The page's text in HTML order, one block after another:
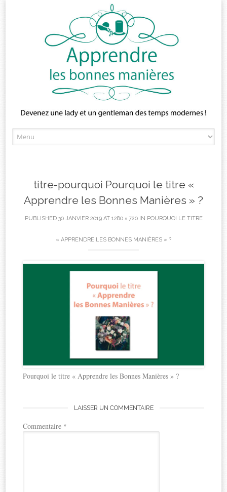
to
titre-pourquoi Pourquoi le titre «
Apprendre les Bonnes Manières » ?
PUBLISHED 30 JANVIER 2019AT 1280 × 720IN POURQUOI LE TITRE
« APPRENDRE LES BONNES MANIÈRES » ?
Pourquoi le titre « Apprendre les Bonnes Manières » ?
LAISSER UN COMMENTAIRE
Commentaire *